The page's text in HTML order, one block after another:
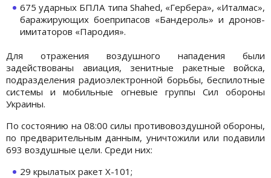
675 ударных БПЛА типа Shahed, «Гербера», «Италмас»,
баражирующих боеприпасов «Бандероль» и дронов-
имитаторов «Пародия».
Для отражения воздушного нападения были
задействованы авиация, зенитные ракетные войска,
подразделения радиоэлектронной борьбы, беспилотные
системы и мобильные огневые группы Сил обороны
Украины.
По состоянию на 08:00 силы противовоздушной обороны,
по предварительным данным, уничтожили или подавили
693 воздушные цели. Среди них:
29 крылатых ракет Х-101;